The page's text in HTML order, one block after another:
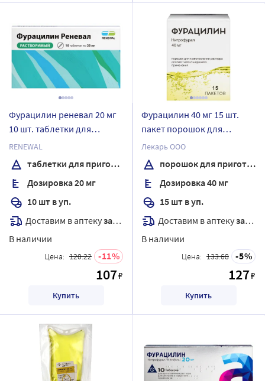
Фурацилин реневал 20 мг
10 шт. таблетки для
приготовления раствора
для местного и наружного
применения
RENEWAL
таблетки для приготовления раствора
Дозировка 20 мг
10 шт в уп.
Доставим в аптекузавтра
В наличии
Цена: 120.22 11
107₽
Купить
Фурацилин 40 мг 15 шт.
пакет порошок для
приготовления раствора
для местного и наружного
применения
Лекарь ООО
порошок для приготовления раствора
Дозировка 40 мг
15 шт в уп.
Доставим в аптекузавтра
В наличии
Цена: 133.68 5
127₽
Купить